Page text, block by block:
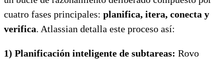
cuatro fases principales: planifica, itera, conecta y
verifica. Atlassian detalla este proceso así:
1) Planificación inteligente de subtareas: Rovo